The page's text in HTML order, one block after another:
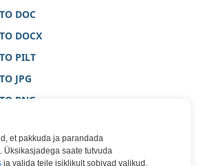
DOC
DOCX
PILT
JPG
PNG
WORD
XPS
et pakkuda ja parandada
Üksikasjadega saate tutvuda
ja valida teile isiklikult sobivad valikud.